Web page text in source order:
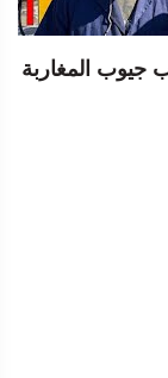
جيوب المغاربة